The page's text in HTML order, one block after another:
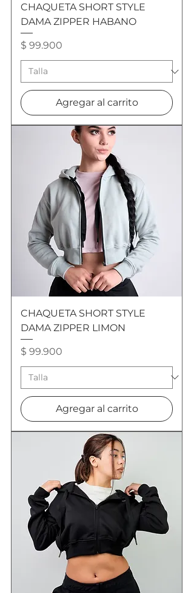
CHAQUETA SHORT STYLE
DAMA ZIPPER HABANO
Precio
$ 99.900
Agregar al carrito
CHAQUETA SHORT STYLE
DAMA ZIPPER LIMON
Precio
$ 99.900
Agregar al carrito